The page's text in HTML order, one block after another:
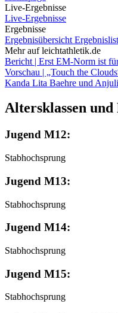
Live-Ergebnisse
Live-Ergebnisse
Ergebnisse
Ergebnisübersicht
Mehr auf leichtathletik.de
Bericht | Erst EM-Norm ist
Vorschau | „Touch the
Kanda Lita Baehre und
Altersklassen
Jugend M12:
Stabhochsprung
Jugend M13:
Stabhochsprung
Jugend M14:
Stabhochsprung
Jugend M15:
Stabhochsprung